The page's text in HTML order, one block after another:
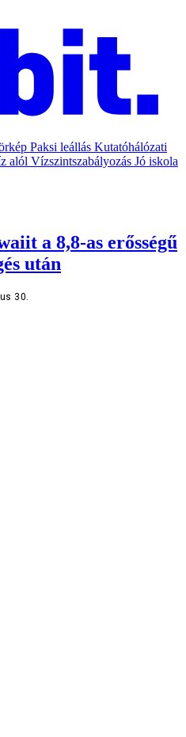
Paksi leállás Kutatóhálózati
alól Vízszintszabályozás Jó iskola
a 8,8-as erősségű
után
30.